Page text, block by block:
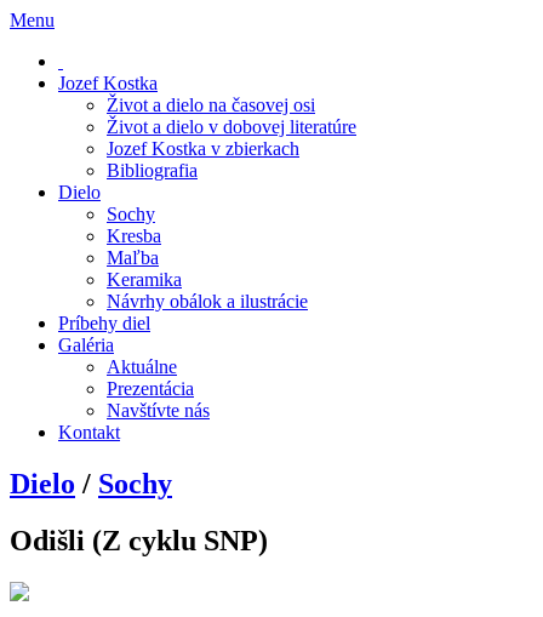
Menu
Jozef Kostka
Život a dielo na časovej osi
Život a dielo v dobovej literatúre
Jozef Kostka v zbierkach
Bibliografia
Dielo
Sochy
Kresba
Maľba
Keramika
Návrhy obálok a ilustrácie
Príbehy diel
Galéria
Aktuálne
Prezentácia
Navštívte nás
Kontakt
Dielo / Sochy
Odišli (Z cyklu SNP)